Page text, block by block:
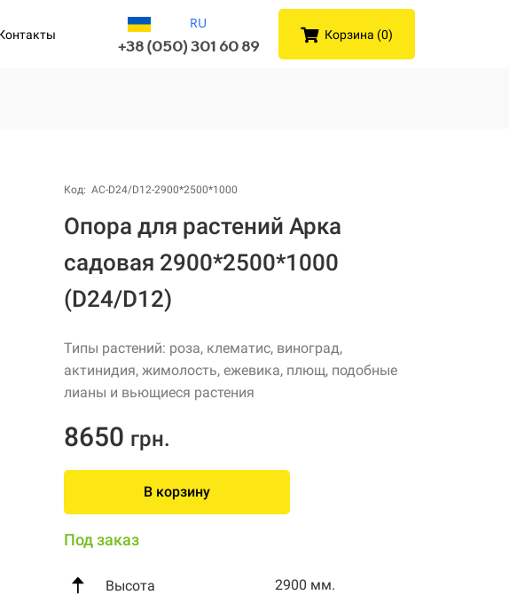
RU
+38 (050) 301 60 89
Корзина (0)
Код: АС-D24/D12-2900*2500*1000
Опора для растений Арка
садовая 2900*2500*1000
(D24/D12)
Типы растений: роза, клематис, виноград,
актинидия, жимолость, ежевика, плющ, подобные
лианы и вьющиеся растения
8650 грн.
В корзину
Под заказ
Высота
2900 мм.